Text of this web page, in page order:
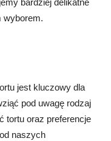
bardziej delikatne
wyborem.
jest kluczowy dla
pod uwagę rodzaj
tortu oraz preferencje
naszych